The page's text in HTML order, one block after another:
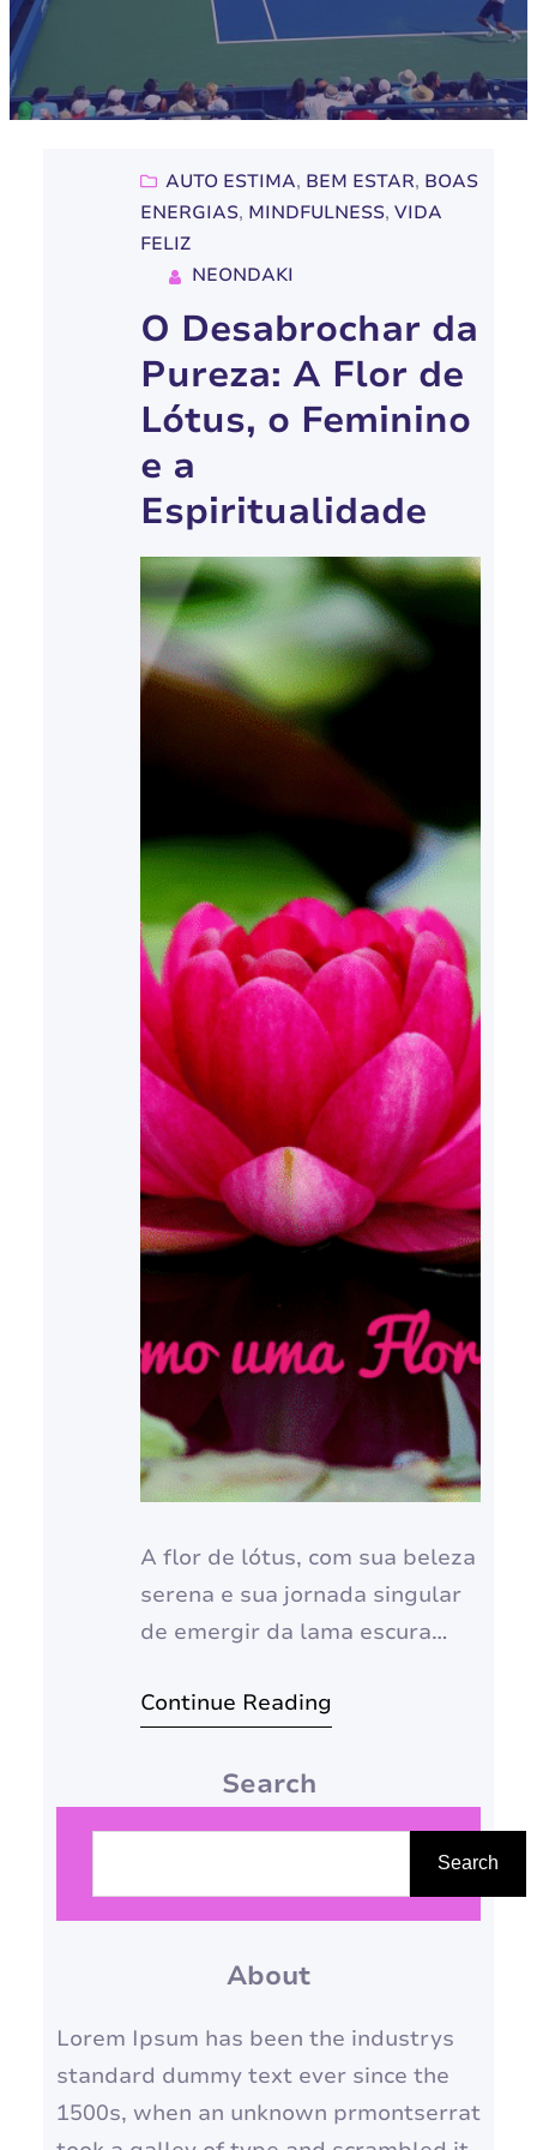
AUTO ESTIMA, BEM ESTAR, BOAS
ENERGIAS, MINDFULNESS, VIDA
FELIZ
NEONDAKI
O Desabrochar da
Pureza: A Flor de
Lótus, o Feminino
e a
Espiritualidade
A flor de lótus, com sua beleza
serena e sua jornada singular
de emergir da lama escura
límpidas, carrega um
ressoa especialmente com a
espiritualidade. Em diversas
culturas orientais, a lótus é
reverenciada como um
emblema de pureza,
divina e ascensão…
Continue Reading
Search
s
a
r
Search
About
Lorem Ipsum has been the industrys
standard dummy text ever since the
1500s, when an unknown prmontserrat